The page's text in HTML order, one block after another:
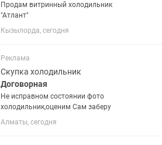
Продам витринный холодильник
"Атлант"
Кызылорда, сегодня
Реклама
Скупка холодильник
Договорная
Не исправном состоянии фото
холодильник,оценим Сам заберу
Алматы, сегодня